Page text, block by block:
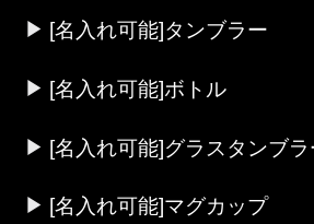
[名入れ可能]タンブラー
[名入れ可能]ボトル
[名入れ可能]グラスタンブラ
[名入れ可能]マグカップ